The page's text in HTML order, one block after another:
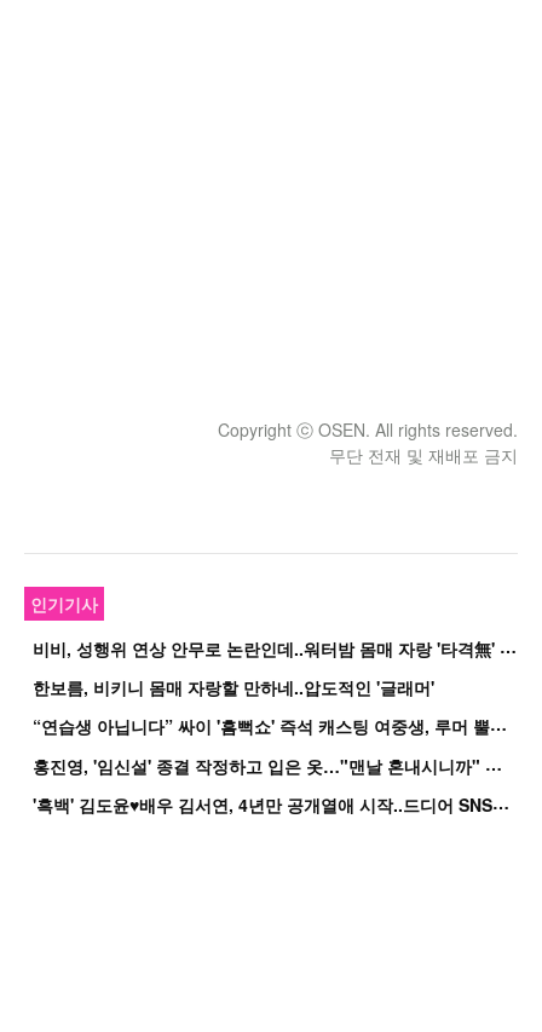
Copyright ⓒ OSEN. All rights reserved.
무단 전재 및 재배포 금지
인기기사
비
비, 성행위 연상 안무로 논란인데..워터밤 몸매 자랑 '타격無' 근황
한보름, 비키니 몸매 자랑할 만하네..압도적인 '글래머'
“
연습생 아닙니다” 싸이 '흠뻑쇼' 즉석 캐스팅 여중생, 루머 뿔났다[Oh!쎈 이...
홍
진영, '임신설' 종결 작정하고 입은 옷…"맨날 혼내시니까" 억울
'
흑백' 김도윤♥배우 김서연, 4년만 공개열애 시작..드디어 SNS에 노출 [핫피...